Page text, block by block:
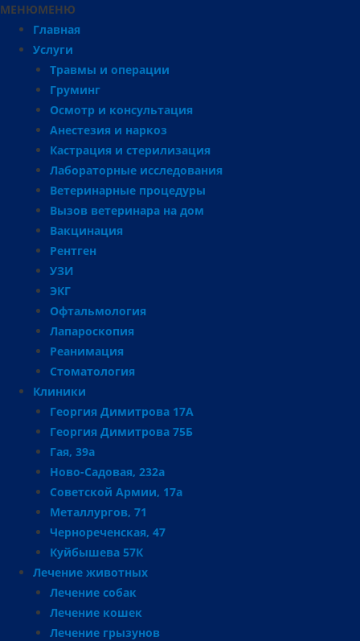
МЕНЮМЕНЮ
Главная
Услуги
Травмы и операции
Груминг
Осмотр и консультация
Анестезия и наркоз
Кастрация и стерилизация
Лабораторные исследования
Ветеринарные процедуры
Вызов ветеринара на дом
Вакцинация
Рентген
УЗИ
ЭКГ
Офтальмология
Лапароскопия
Реанимация
Стоматология
Клиники
Георгия Димитрова 17А
Георгия Димитрова 75Б
Гая, 39а
Ново-Садовая, 232а
Советской Армии, 17а
Металлургов, 71
Чернореченская, 47
Куйбышева 57К
Лечение животных
Лечение собак
Лечение кошек
Лечение грызунов